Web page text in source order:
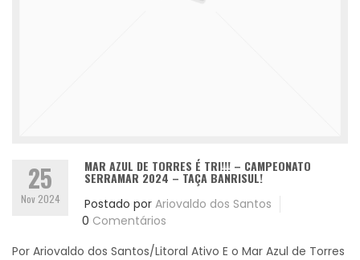
25
Nov 2024
MAR AZUL DE TORRES É TRI!!! – CAMPEONATO
SERRAMAR 2024 – TAÇA BANRISUL!
Postado por Ariovaldo dos Santos
0 Comentários
Por Ariovaldo dos Santos/Litoral Ativo E o Mar Azul de Torres